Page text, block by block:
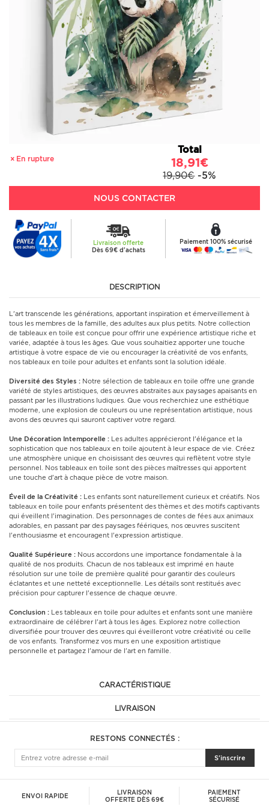
En rupture
Total
18,91€
19,90€ -5%
NOUS CONTACTER
Livraison offerte
Dès 69€ d'achats
Paiement 100% sécurisé
DESCRIPTION
L'art transcende les générations, apportant inspiration et émerveillement à
tous les membres de la famille, des adultes aux plus petits. Notre collection
de tableaux en toile est conçue pour offrir une expérience artistique riche et
variée, adaptée à tous les âges. Que vous souhaitiez apporter une touche
artistique à votre espace de vie ou encourager la créativité de vos enfants,
nos tableaux en toile pour adultes et enfants sont la solution idéale.
Diversité des Styles : Notre sélection de tableaux en toile offre une grande
variété de styles artistiques, des œuvres abstraites aux paysages apaisants en
passant par les illustrations ludiques. Que vous recherchiez une esthétique
moderne, une explosion de couleurs ou une représentation artistique, nous
avons des œuvres qui sauront captiver votre regard.
Une Décoration Intemporelle : Les adultes apprécieront l'élégance et la
sophistication que nos tableaux en toile ajoutent à leur espace de vie. Créez
une atmosphère unique en choisissant des œuvres qui reflètent votre style
personnel. Nos tableaux en toile sont des pièces maîtresses qui apportent
une touche d'art à chaque pièce de votre maison.
Éveil de la Créativité : Les enfants sont naturellement curieux et créatifs. Nos
tableaux en toile pour enfants présentent des thèmes et des motifs captivants
qui éveillent l'imagination. Des personnages de contes de fées aux animaux
adorables, en passant par des paysages féériques, nos œuvres suscitent
l'enthousiasme et encouragent l'expression artistique.
Qualité Supérieure : Nous accordons une importance fondamentale à la
qualité de nos produits. Chacun de nos tableaux est imprimé en haute
résolution sur une toile de première qualité pour garantir des couleurs
éclatantes et une netteté exceptionnelle. Les détails sont restitués avec
précision pour capturer l'essence de chaque œuvre.
Conclusion : Les tableaux en toile pour adultes et enfants sont une manière
extraordinaire de célébrer l'art à tous les âges. Explorez notre collection
diversifiée pour trouver des œuvres qui éveilleront votre créativité ou celle
de vos enfants. Transformez vos murs en une exposition artistique
personnelle et partagez l'amour de l'art en famille.
CARACTÉRISTIQUE
LIVRAISON
RESTONS CONNECTÉS :
S'inscrire
ENVOI RAPIDE
LIVRAISON
OFFERTE DÈS 69€
PAIEMENT
SÉCURISÉ